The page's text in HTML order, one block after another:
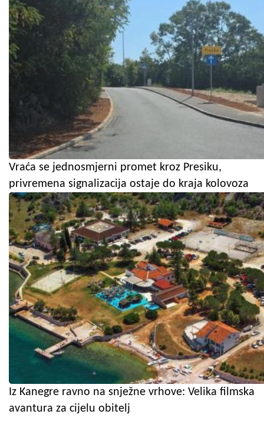
Vraća se jednosmjerni promet kroz Presiku,
privremena signalizacija ostaje do kraja kolovoza
Iz Kanegre ravno na snježne vrhove: Velika filmska
avantura za cijelu obitelj